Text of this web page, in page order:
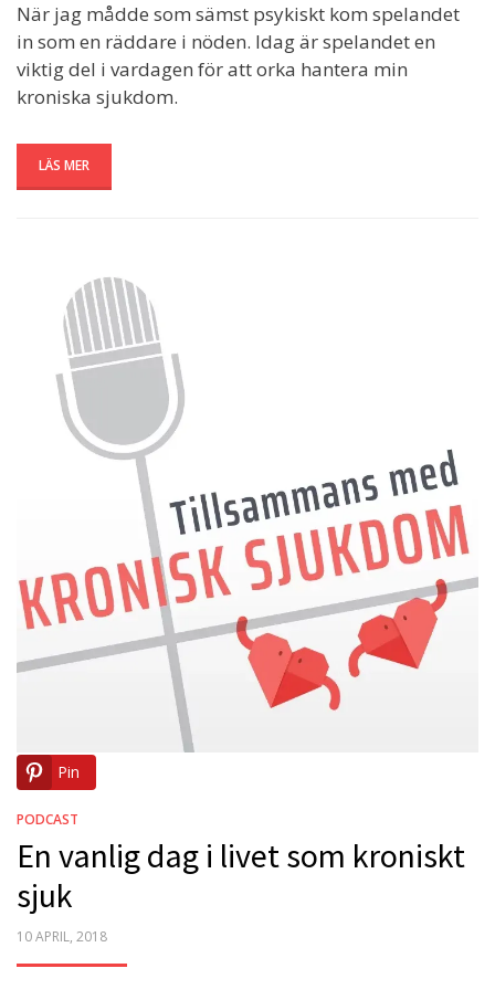
När jag mådde som sämst psykiskt kom spelandet
in som en räddare i nöden. Idag är spelandet en
viktig del i vardagen för att orka hantera min
kroniska sjukdom.
LÄS MER
Pin
PODCAST
En vanlig dag i livet som kroniskt
sjuk
POSTED
10 APRIL, 2018